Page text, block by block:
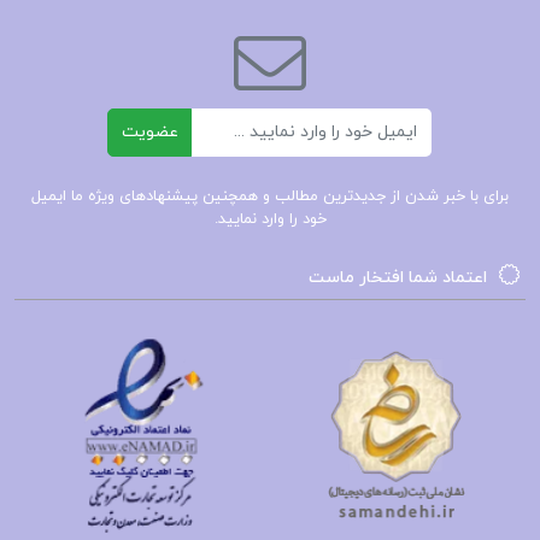
بهار می‌پردازد، بلکه به تحلیل و تفسیر آثار او نیز
می‌پردازد و به خوانندگان کمک می‌کند تا بهتر به فهم و
درک عمیق‌تری از شعر و نثر بهار برسند.
نیکوهمت:
فصل اول : بهار
فصل دوم : خدمات مطبوعاتی بهار
فصل سوم : شعر و صنعت
و…
کتاب زندگانی و آثار بهار احمد نیکوهمت دانلود PDF
کتاب زندگانی و آثار بهار – احمد نیکوهمت – دانلود
عضویت
برای با خبر شدن از جدیدترین مطالب و همچنین پیشنهادهای ویژه ما ایمیل
خود را وارد نمایید.
اعتماد شما افتخار ماست